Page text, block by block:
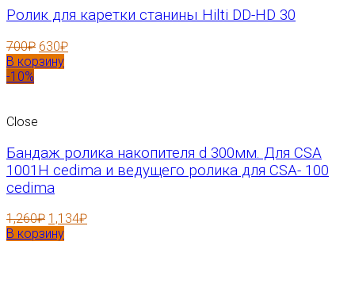
Ролик для каретки станины Hilti DD-HD 30
700₽ 630₽
В корзину
-10%
Close
Бандаж ролика накопителя d 300мм. Для CSA
1001H cedima и ведущего ролика для CSA- 100
cedima
1,260₽ 1,134₽
В корзину